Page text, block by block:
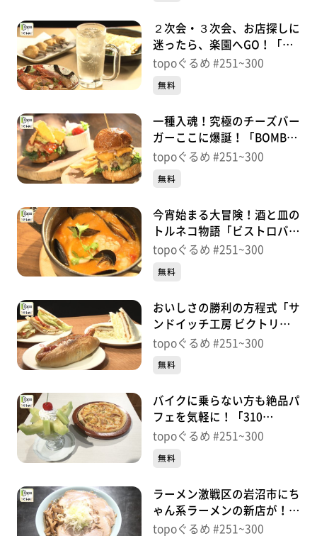
２次会・３次会、お店探しに
迷ったら、楽園へGO！「隠
れ家Sugar」（青葉区国分
topoぐるめ #251~300
無料
一種入魂！究極のチーズバー
ガーここに爆誕！「BOMBER
BURGER」（青葉区中央）＃
topoぐるめ #251~300
無料
今宵始まる大冒険！酒と皿の
トルネコ物語「ビストロバル
トルネコ」（青葉区二日町）
topoぐるめ #251~300
無料
おいしさの勝利の方程式「サ
ンドイッチ工房 ビクトリー
カフェ」（名取市手倉田堰
topoぐるめ #251~300
無料
バイクに乗らない方も絶品パ
フェを気軽に！「310
IWANUMA･BASE」（岩沼市
topoぐるめ #251~300
無料
ラーメン激戦区の岩沼市にち
ゃん系ラーメンの新店が！
「奥州製麺所」（岩沼市桑
topoぐるめ #251~300